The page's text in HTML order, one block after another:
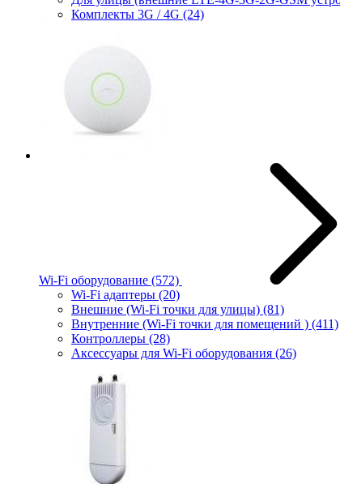
Комплекты 3G / 4G (24)
Wi-Fi оборудование (572)
Wi-Fi адаптеры (20)
Внешние (Wi-Fi точки для улицы) (81)
Внутренние (Wi-Fi точки для помещений ) (411)
Контроллеры (28)
Аксессуары для Wi-Fi оборудования (26)